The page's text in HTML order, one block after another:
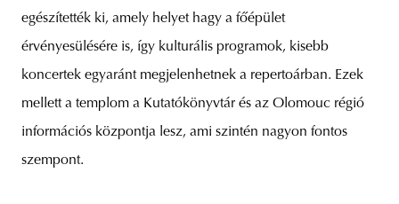
egészítették ki, amely helyet hagy a főépület
érvényesülésére is, így kulturális programok, kisebb
koncertek egyaránt megjelenhetnek a repertoárban. Ezek
mellett a templom a Kutatókönyvtár és az Olomouc régió
információs központja lesz, ami szintén nagyon fontos
szempont.